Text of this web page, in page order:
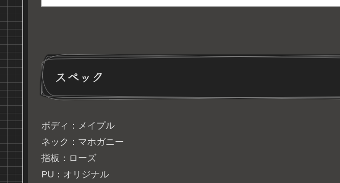
スペック
ボディ：メイプル
ネック：マホガニー
指板：ローズ
PU：オリジナル